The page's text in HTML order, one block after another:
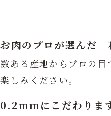
お肉のプロが選んだ「
数ある産地からプロの
楽しみください。
0.2mmにこだわりま